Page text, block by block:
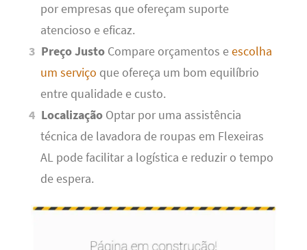
por empresas que ofereçam suporte
atencioso e eficaz.
Preço Justo Compare orçamentos eescolha
um serviço que ofereça um bom equilíbrio
entre qualidade e custo.
Localização Optar por uma assistência
técnica de lavadora de roupas em Flexeiras
AL pode facilitar a logística e reduzir o tempo
de espera.